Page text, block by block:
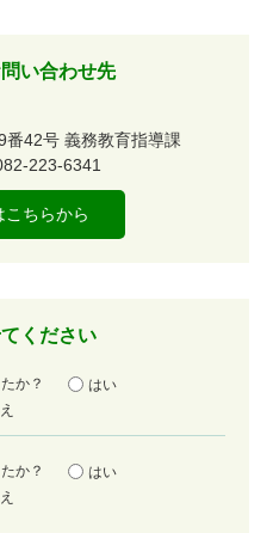
い合わせ先
番42号 義務教育指導課
223-6341
こちらから
ください
たか？
はい
たか？
はい